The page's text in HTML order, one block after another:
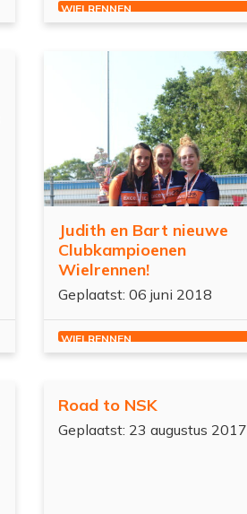
WIELRENNEN
Judith en Bart nieuwe
Clubkampioenen
Wielrennen!
Geplaatst: 06 juni 2018
WIELRENNEN
Road to NSK
Geplaatst: 23 augustus 2017